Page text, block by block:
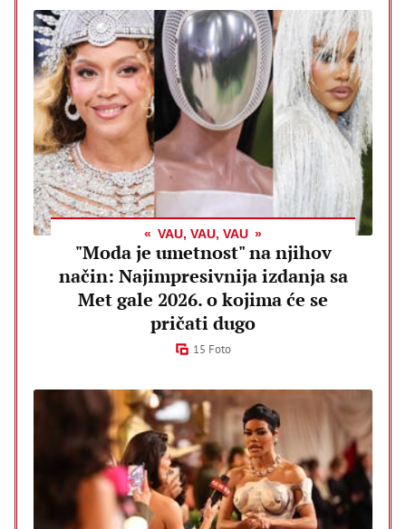
VAU, VAU, VAU
"Moda je umetnost" na njihov
način: Najimpresivnija izdanja sa
Met gale 2026. o kojima će se
pričati dugo
15 Foto